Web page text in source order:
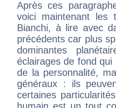
Après ces
voici maintenant les
Bianchi, à lire avec
précédents car plus
dominantes
éclairages de fond
de la personnalité,
généraux : ils
certaines